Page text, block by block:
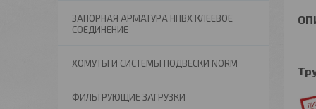
ЗАПОРНАЯ АРМАТУРА НПВХ КЛЕЕВОЕ
СОЕДИНЕНИЕ
ХОМУТЫ И СИСТЕМЫ ПОДВЕСКИ NORM
ФИЛЬТРУЮЩИЕ ЗАГРУЗКИ